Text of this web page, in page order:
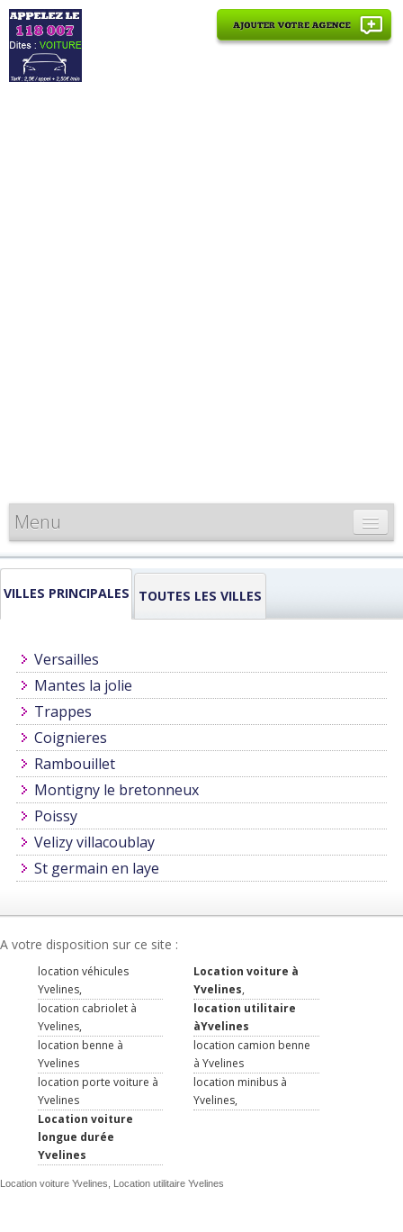
Menu
CARTE DE FRANCE
INFORMATIONS
VILLES PRINCIPALES TOUTES LES VILLES
Versailles
Mantes la jolie
Trappes
Coignieres
Rambouillet
Montigny le bretonneux
Poissy
Velizy villacoublay
St germain en laye
A votre disposition sur ce site :
location véhicules
Yvelines,
Location voiture à
Yvelines,
location cabriolet à
Yvelines,
location utilitaire
àYvelines
location benne à
Yvelines
location camion benne
à Yvelines
location porte voiture à
Yvelines
location minibus à
Yvelines,
Location voiture
longue durée
Yvelines
Location voiture Yvelines, Location utilitaire Yvelines